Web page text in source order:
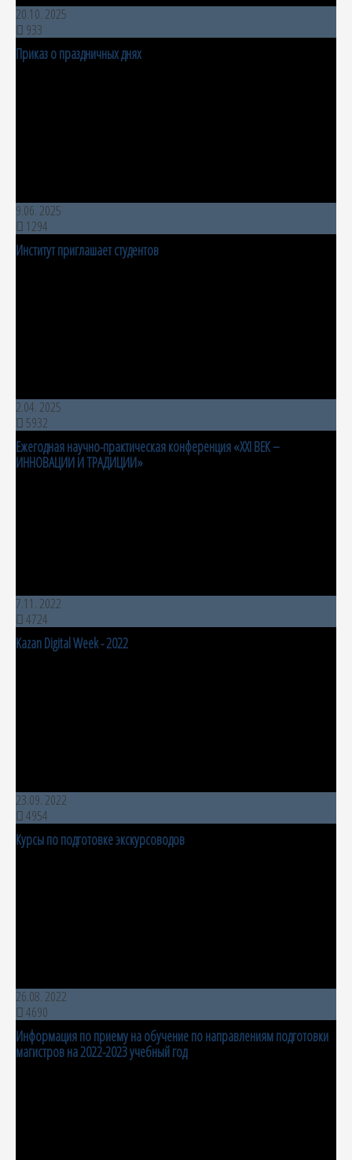
20.10. 2025
933
Приказ о праздничных днях
9.06. 2025
1294
Институт приглашает студентов
2.04. 2025
5932
Ежегодная научно-практическая конференция «XXI ВЕК –
ИННОВАЦИИ И ТРАДИЦИИ»
7.11. 2022
4724
Kazan Digital Week - 2022
23.09. 2022
4954
Курсы по подготовке экскурсоводов
26.08. 2022
4690
Информация по приему на обучение по направлениям подготовки
магистров на 2022-2023 учебный год